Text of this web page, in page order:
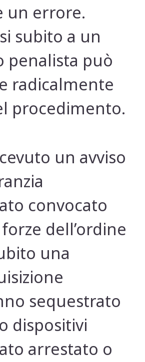
un errore.
subito a un
penalista può
radicalmente
procedimento.
un avviso
convocato
dell’ordine
una
sequestrato
dispositivi
arrestato o